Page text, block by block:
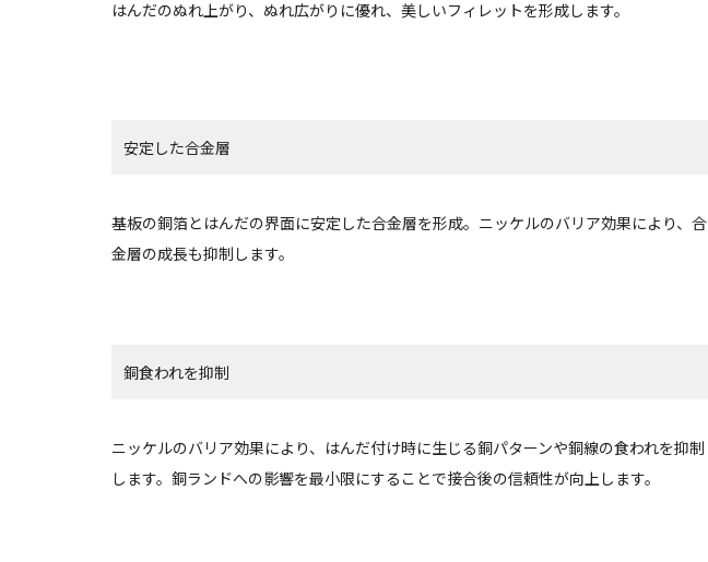
はんだのぬれ上がり、ぬれ広がりに優れ、美しいフィレットを形成します。
安定した合金層
基板の銅箔とはんだの界面に安定した合金層を形成。ニッケルのバリア効果により、合
金層の成長も抑制します。
銅食われを抑制
ニッケルのバリア効果により、はんだ付け時に生じる銅パターンや銅線の食われを抑制
します。銅ランドへの影響を最小限にすることで接合後の信頼性が向上します。